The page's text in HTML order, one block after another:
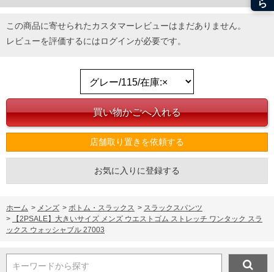
この商品に寄せられたカスタマーレビューはまだありません。
レビューを評価するにはログインが必要です。
店舗取り置きを依頼する
お気に入りに登録する
ホーム > メンズ > ボトム・スラックス > スラックスパンツ
>
【2PSALE】大きいサイズ メンズ ウエストゴム ストレッチ ワンタック スラ
ックス ウォッシャブル 27003
キーワードから探す